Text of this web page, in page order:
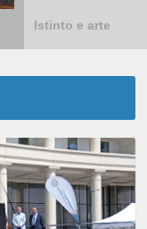
Istinto e arte